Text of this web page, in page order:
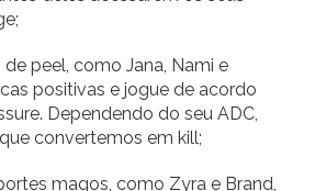
peel, como Jana, Nami e
positivas e jogue de acordo
Dependendo do seu ADC,
convertemos em kill;
magos, como Zyra e Brand,